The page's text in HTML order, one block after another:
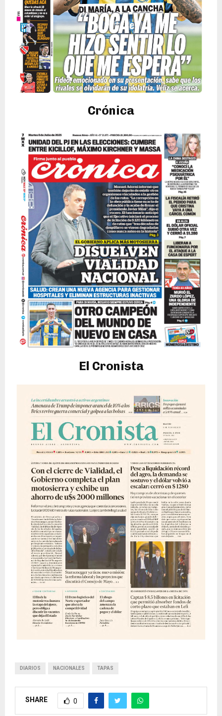
Crónica
El Cronista
DIARIOS NACIONALES TAPAS
SHARE 0